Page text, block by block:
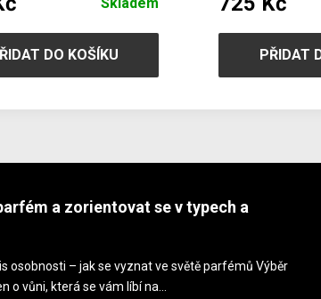
DO KOŠÍKU PŘIDAT
a zorientovat se v typech a
osobnosti – jak se vyznat ve světě parfémů Výběr
o vůni, která se vám líbí na…